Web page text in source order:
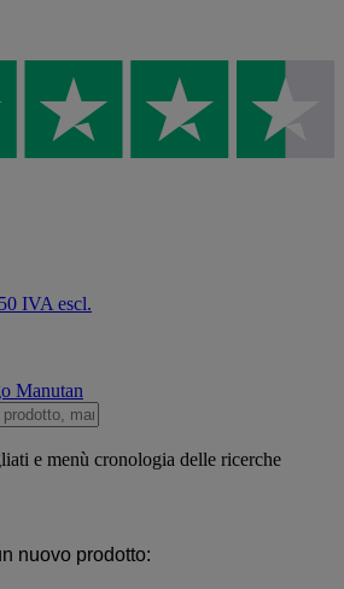
IVA escl.
e menù cronologia delle ricerche
nuovo prodotto: